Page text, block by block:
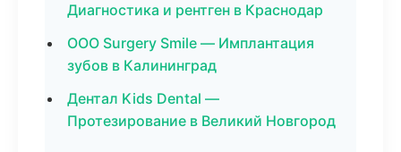
Диагностика и рентген в Краснодар
ООО Surgery Smile — Имплантация
зубов в Калининград
Дентал Kids Dental —
Протезирование в Великий Новгород